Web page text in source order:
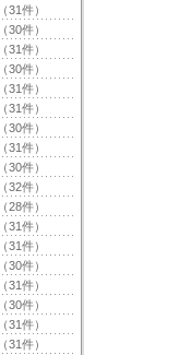
（31件）
（30件）
（31件）
（30件）
（31件）
（31件）
（30件）
（31件）
（30件）
（32件）
（28件）
（31件）
（31件）
（30件）
（31件）
（30件）
（31件）
（31件）